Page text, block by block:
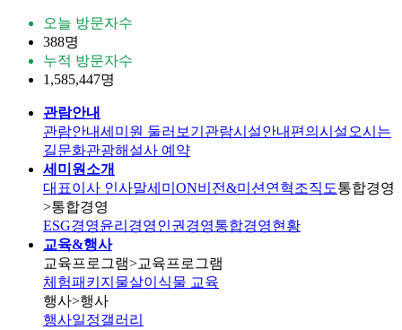
오늘 방문자수
388명
누적 방문자수
1,585,447명
관람안내
관람안내세미원 둘러보기 관람시설안내 편의시설 오시는
길문화관광해설사 예약
세미원소개
대표이사 인사말세미ON비전&미션 연혁조직도통합경영
>통합경영
ESG경영윤리경영인권경영통합경영현황
교육&행사
교육프로그램>교육프로그램
체험패키지 물살이식물 교육
행사>행사
행사일정갤러리